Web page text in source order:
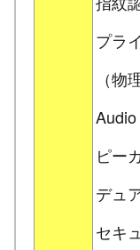
プラ
（物
ピー
デュ
セキ